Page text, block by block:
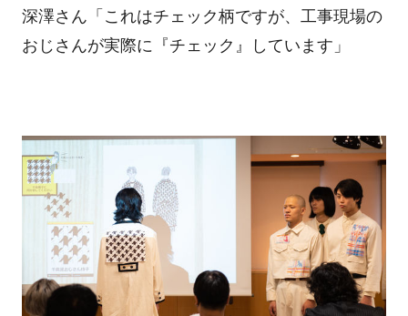
深澤さん「これはチェック柄ですが、工事現場の
おじさんが実際に『チェック』しています」